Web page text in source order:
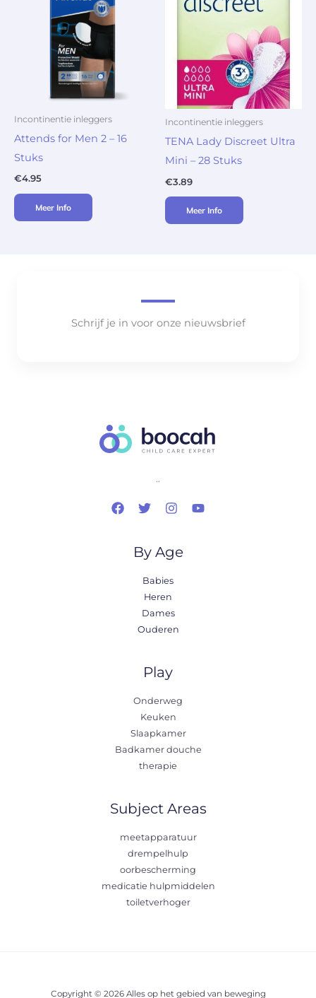
Incontinentie inleggers
Attends for Men 2 – 16
Stuks
€4.95
Meer Info
Incontinentie inleggers
TENA Lady Discreet Ultra
Mini – 28 Stuks
€3.89
Meer Info
Schrijf je in voor onze nieuwsbrief
..
By Age
Babies
Heren
Dames
Ouderen
Play
Onderweg
Keuken
Slaapkamer
Badkamer douche
therapie
Subject Areas
meetapparatuur
drempelhulp
oorbescherming
medicatie hulpmiddelen
toiletverhoger
Copyright © 2026 Alles op het gebied van beweging